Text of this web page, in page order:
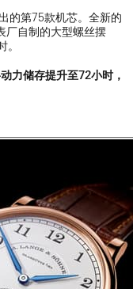
的第75款机芯。全新的
厂自制的大型螺丝摆
力储存提升至72小时，